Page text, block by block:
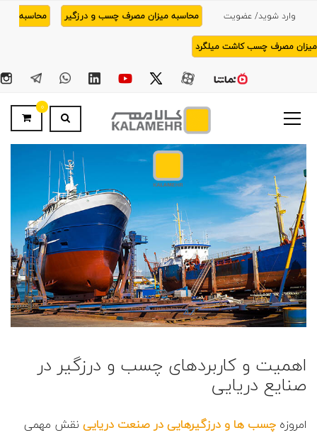
وارد شوید/ عضویت محاسبه میزان مصرف چسب و درزگیر محاسبه
میزان مصرف چسب کاشت میلگرد
0
اهمیت و کاربردهای چسب و درزگیر در
صنایع دریایی
امروزه چسب ها و درزگیرهایی در صنعت دریایی نقش مهمی